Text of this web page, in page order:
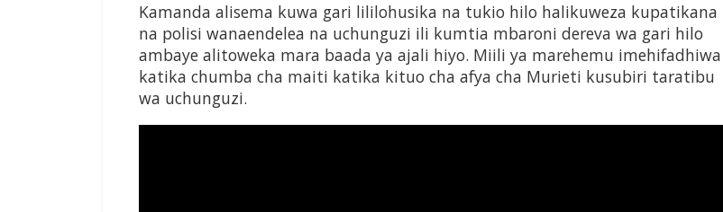
Kamanda alisema kuwa gari lililohusika na tukio hilo halikuweza kupatikana
na polisi wanaendelea na uchunguzi ili kumtia mbaroni dereva wa gari hilo
ambaye alitoweka mara baada ya ajali hiyo. Miili ya marehemu imehifadhiwa
katika chumba cha maiti katika kituo cha afya cha Murieti kusubiri taratibu
wa uchunguzi.